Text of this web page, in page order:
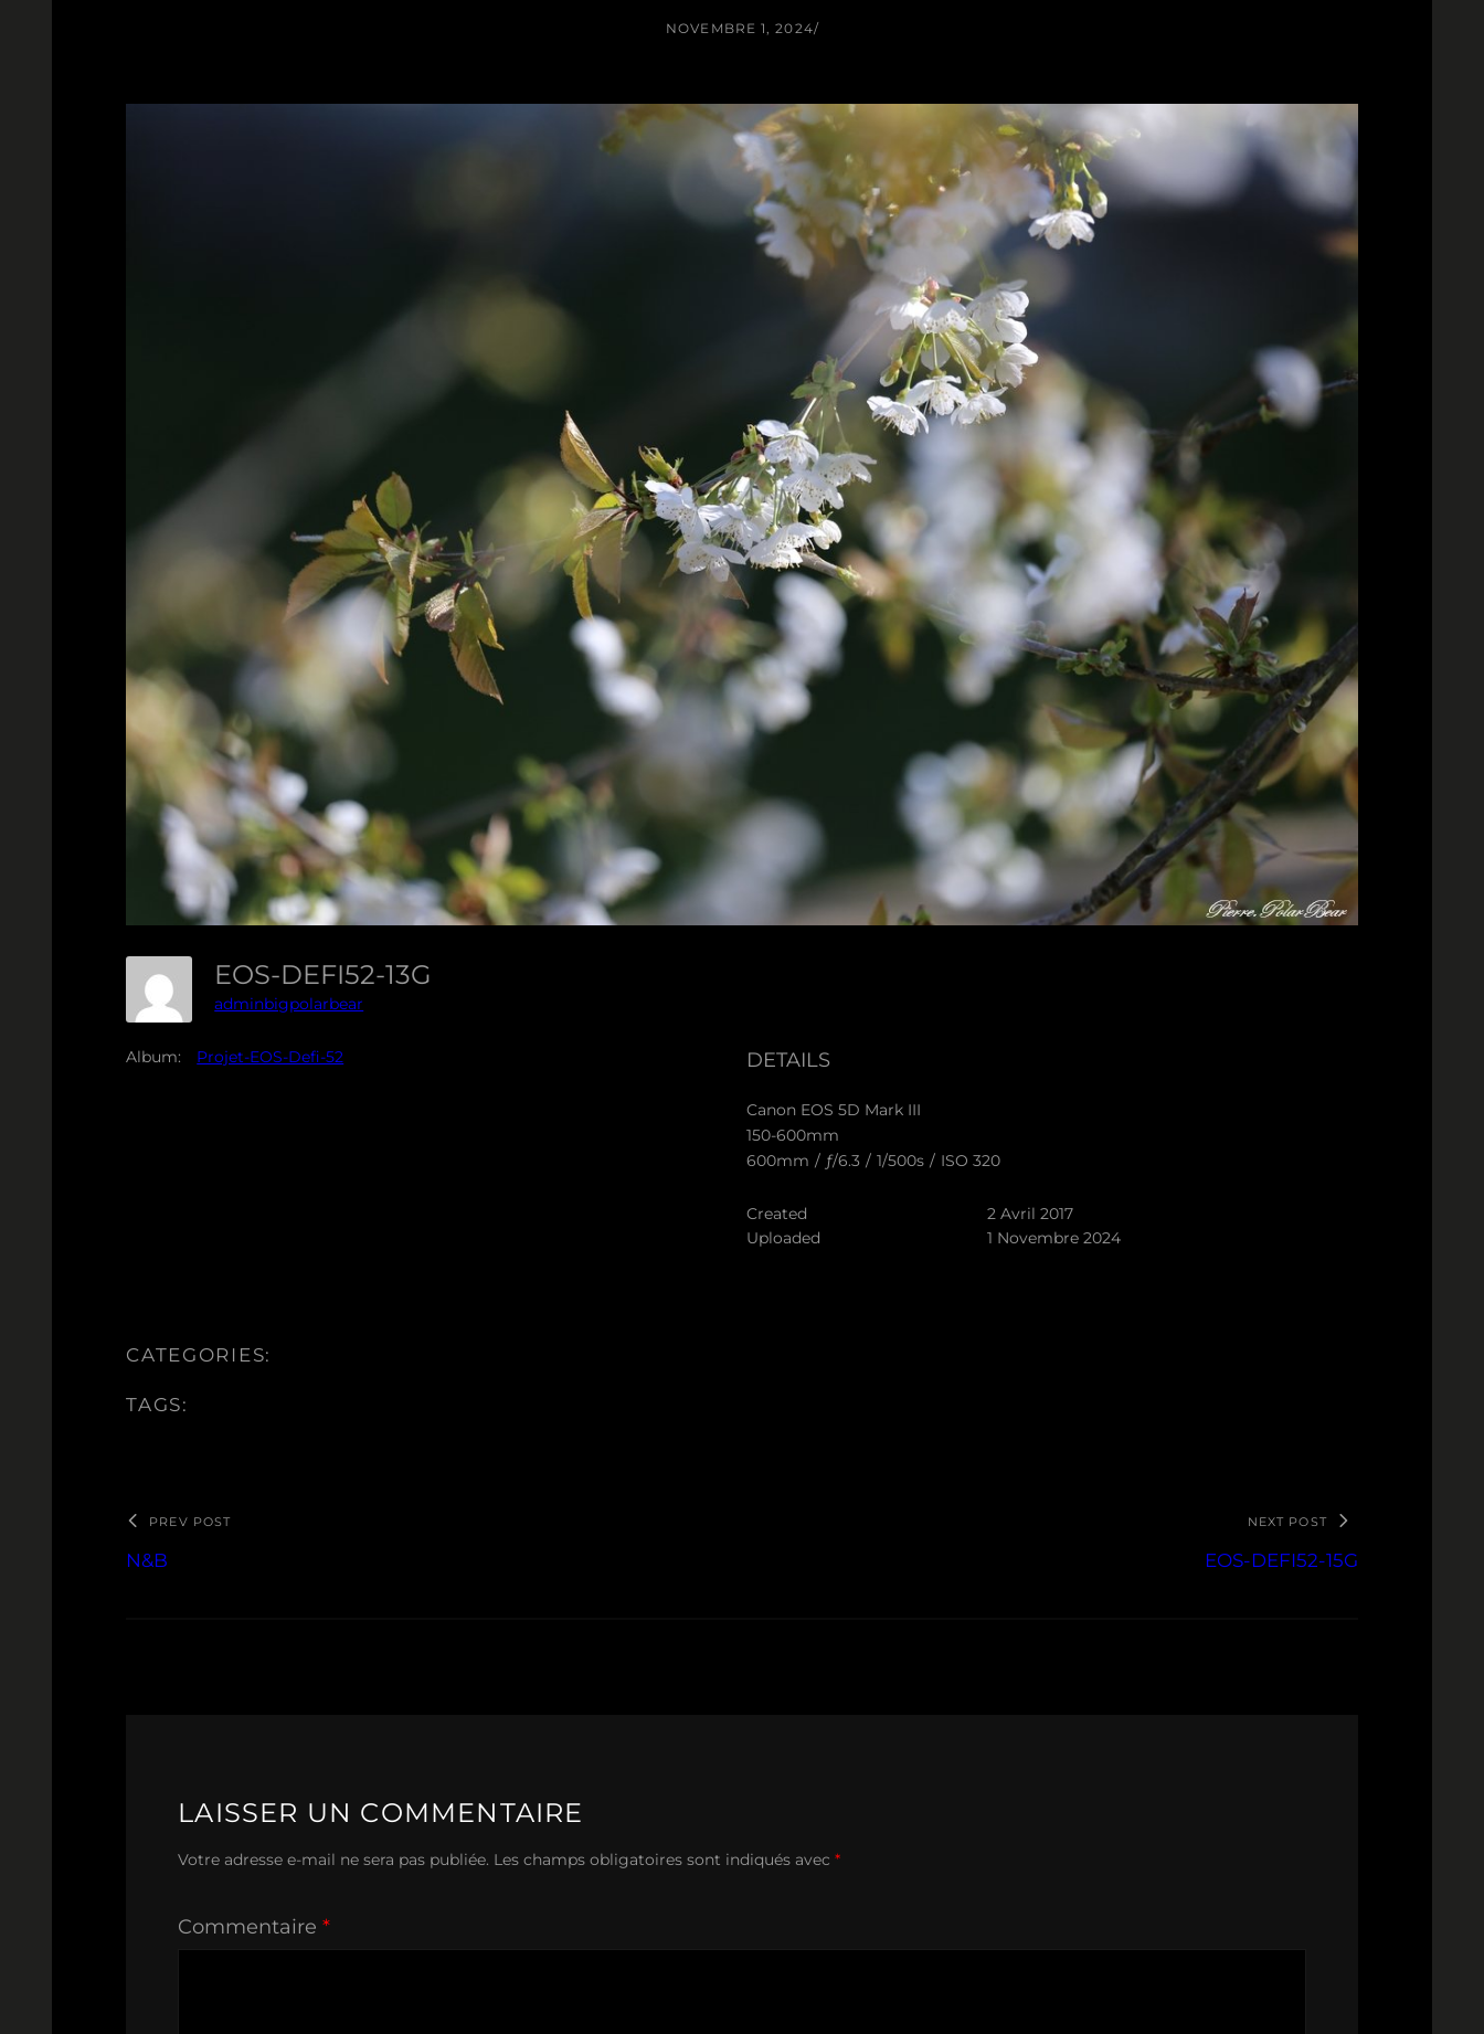
NOVEMBRE 1, 2024/
EOS-DEFI52-13G
adminbigpolarbear
Album: Projet-EOS-Defi-52 DETAILS
Canon EOS 5D Mark III
150-600mm
600mm / ƒ/6.3 / 1/500s / ISO 320
Created
2 Avril 2017
Uploaded
1 Novembre 2024
CATEGORIES:
TAGS:
PREV POST
N&B
NEXT POST
EOS-DEFI52-15G
LAISSER UN COMMENTAIRE
Votre adresse e-mail ne sera pas publiée. Les champs obligatoires sont indiqués avec*
Commentaire*